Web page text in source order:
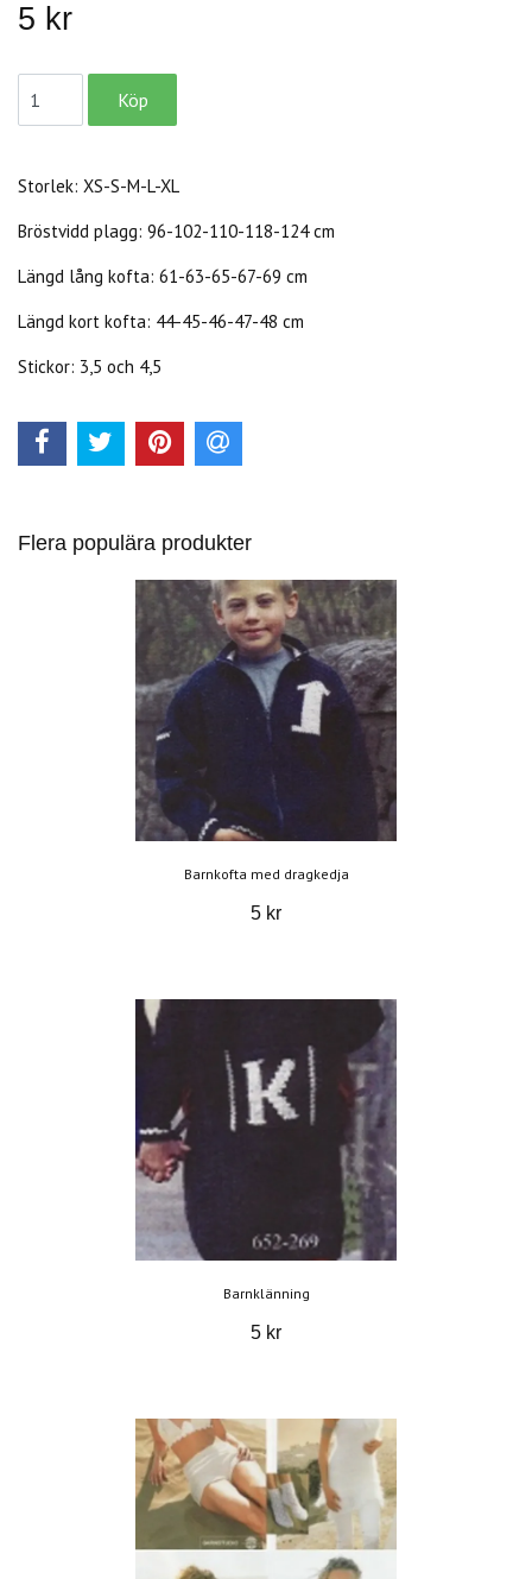
5 kr
Storlek: XS-S-M-L-XL
Bröstvidd plagg: 96-102-110-118-124 cm
Längd lång kofta: 61-63-65-67-69 cm
Längd kort kofta: 44-45-46-47-48 cm
Stickor: 3,5 och 4,5
Flera populära produkter
Barnkofta med dragkedja
5 kr
Barnklänning
5 kr